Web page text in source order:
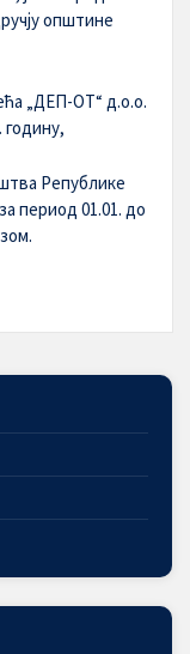
општине
„ДЕП-ОТ“ д.о.о.
годину,
Републике
период 01.01. до